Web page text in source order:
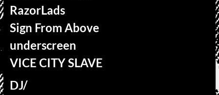
RazorLads
Sign From Above
underscreen
VICE CITY SLAVE
DJ/